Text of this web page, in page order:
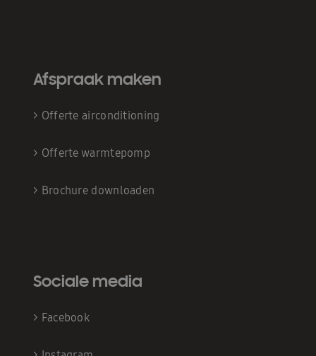
Afspraak maken
> Offerte airconditioning
> Offerte warmtepomp
> Brochure downloaden
Sociale media
> Facebook